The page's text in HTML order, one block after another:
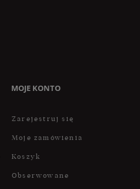
MOJE KONTO
Zarejestruj się
Moje zamówienia
Koszyk
Obserwowane